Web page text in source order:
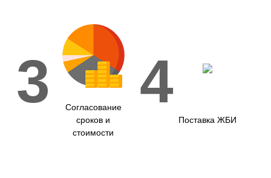
3
Согласование
сроков и
стоимости
4
Поставка ЖБИ